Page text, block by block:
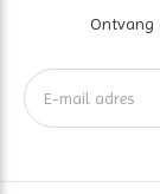
Ontvang